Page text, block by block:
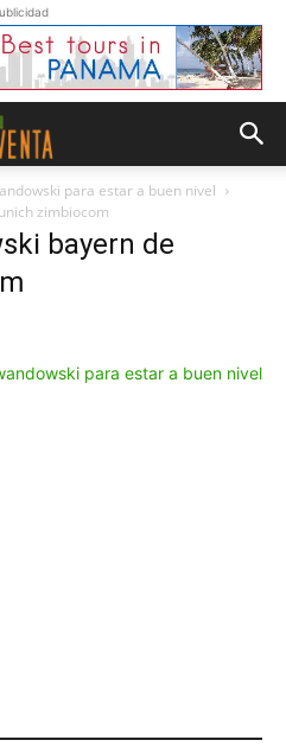
para estar a buen nivel
zimbiocom
bayern de